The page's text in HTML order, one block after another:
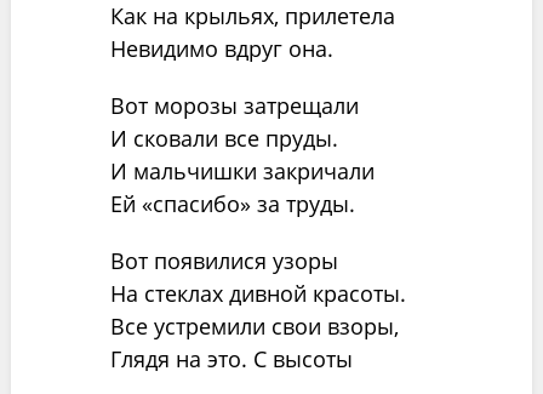
Как на крыльях, прилетела
Невидимо вдруг она.
Вот морозы затрещали
И сковали все пруды.
И мальчишки закричали
Ей «спасибо» за труды.
Вот появилися узоры
На стеклах дивной красоты.
Все устремили свои взоры,
Глядя на это. С высоты